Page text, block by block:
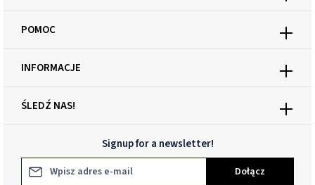
Signup for a newsletter!
Adres e-mail*
Dołącz
ŚLEDŹ NAS!
POMOC
INFORMACJE